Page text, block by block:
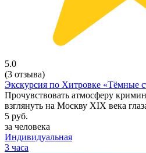
5.0
(3 отзыва)
Экскурсия по Хитровке «Тёмные
Прочувствовать атмосферу
взглянуть на Москву XIX века
5 руб.
за человека
Индивидуальная
3 часа